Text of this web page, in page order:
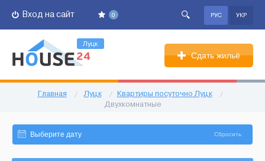
0
Вход на сайт РУС УКР
Луцк
Сдать жильё
Главная / Луцк / Квартиры посуточно Луцк
/
Двухкомнатные
Сбросить